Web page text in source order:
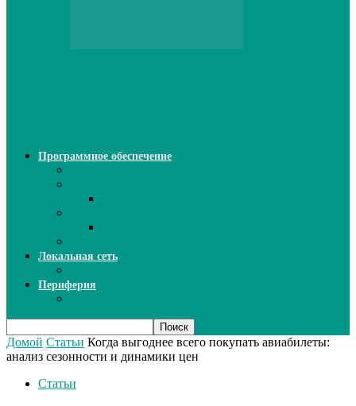
Программное обеспечение
Локальная сеть
Периферия
Домой Статьи Когда выгоднее всего покупать авиабилеты:
анализ сезонности и динамики цен
Статьи